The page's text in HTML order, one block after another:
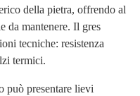
della pietra, offrendo al
da mantenere. Il gres
tecniche: resistenza
termici.
può presentare lievi